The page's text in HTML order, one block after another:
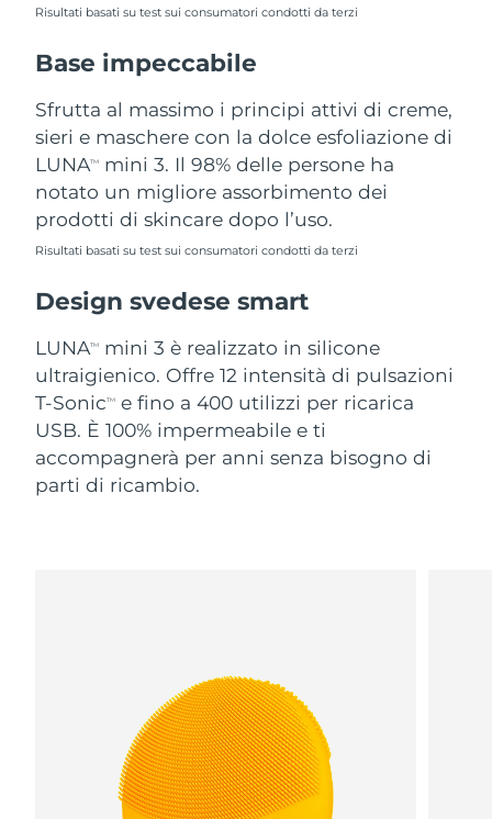
Risultati basati su test sui consumatori condotti da terzi
Base impeccabile
Sfrutta al massimo i principi attivi di creme,
sieri e maschere con la dolce esfoliazione di
LUNATM
mini 3. Il 98% delle persone ha
notato un migliore assorbimento dei
prodotti di skincare dopo l’uso.
Risultati basati su test sui consumatori condotti da terzi
Design svedese smart
LUNATM
mini 3 è realizzato in silicone
ultraigienico. Offre 12 intensità di pulsazioni
T-SonicTM
e fino a 400 utilizzi per ricarica
USB. È 100% impermeabile e ti
accompagnerà per anni senza bisogno di
parti di ricambio.
Vietnam